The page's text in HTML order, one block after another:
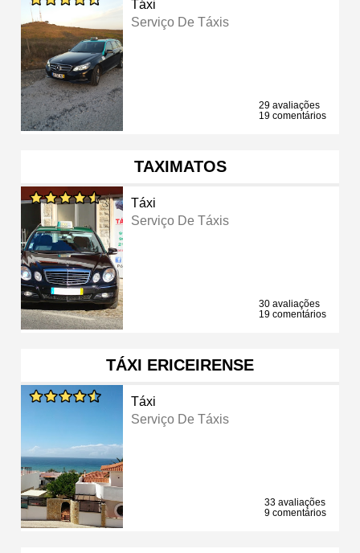
Táxi
Serviço De Táxis
29 avaliações
19 comentários
TAXIMATOS
Táxi
Serviço De Táxis
30 avaliações
19 comentários
TÁXI ERICEIRENSE
Táxi
Serviço De Táxis
33 avaliações
9 comentários